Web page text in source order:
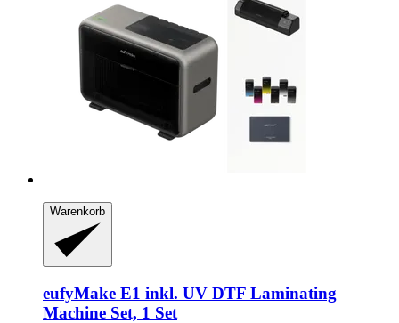
Warenkorb
eufyMake E1 inkl. UV DTF Laminating
Machine Set, 1 Set